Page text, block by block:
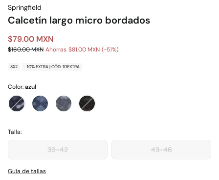
Springfield
Calcetín largo micro bordados
$79.00 MXN
$160.00 MXN Ahorras $81.00 MXN 51
3X2 -10% EXTRA | CÓD: 10EXTRA
Color:azul
Talla:
39-42 43-46
Guía de tallas